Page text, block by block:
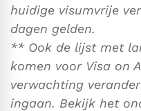
huidige visumvrije
dagen gelden.
** Ook de lijst met
komen voor Visa on
verwachting
ingaan. Bekijk het